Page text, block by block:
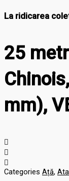
La ridicarea
25
mm),
Categories Ață,